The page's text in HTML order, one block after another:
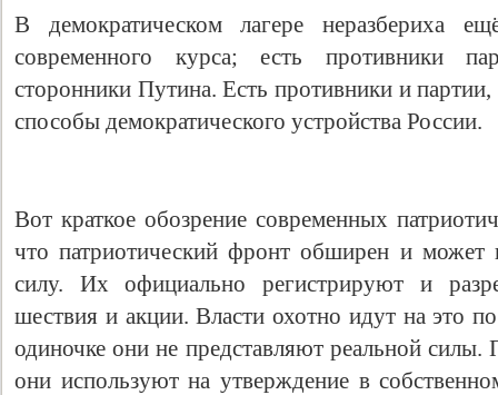
В демократическом лагере неразбериха
современного курса; есть противники
сторонники Путина. Есть противники и
способы демократического устройства России.
Вот краткое обозрение современных
что патриотический фронт обширен и может
силу. Их официально регистрируют и
шествия и акции. Власти охотно идут на это
одиночке они не представляют реальной силы.
они используют на утверждение в